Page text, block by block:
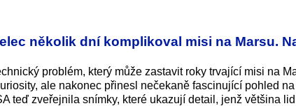
několik dní komplikoval misi na Marsu.
problém, který může zastavit roky trvající misi na
ale nakonec přinesl nečekaně fascinující pohled
teď zveřejnila snímky, které ukazují detail, jenž většina